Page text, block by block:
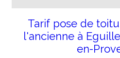
Tarif pose de
l'ancienne à
en-